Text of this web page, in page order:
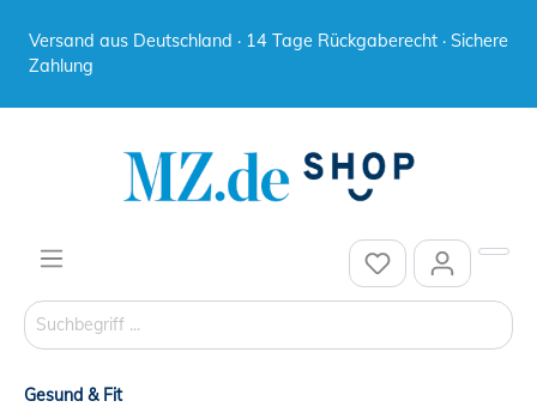
Versand aus Deutschland · 14 Tage Rückgaberecht · Sichere
Zahlung
Gesund & Fit